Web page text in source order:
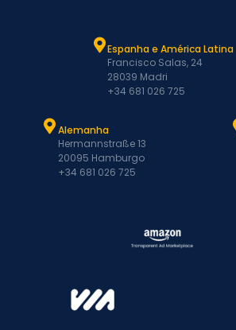
Espanha e América Latina
Francisco Salas, 24
28039 Madri
+34 681 026 725
Alemanha
Hermannstraße 13
20095 Hamburgo
+34 681 026 725